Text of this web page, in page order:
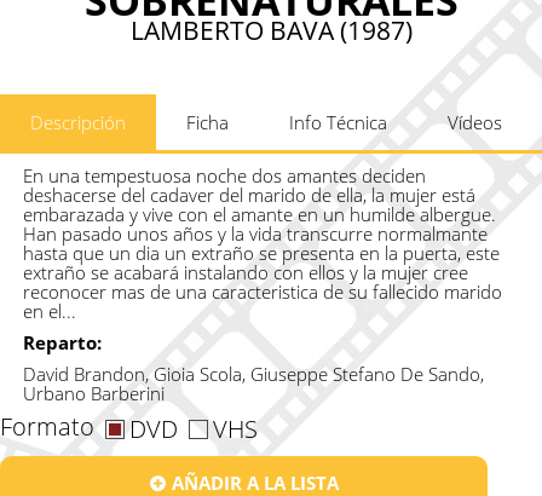
LAMBERTO BAVA (1987)
Descripción Ficha Info Técnica Vídeos
En una tempestuosa noche dos amantes deciden
deshacerse del cadaver del marido de ella, la mujer está
embarazada y vive con el amante en un humilde albergue.
Han pasado unos años y la vida transcurre normalmante
hasta que un dia un extraño se presenta en la puerta, este
extraño se acabará instalando con ellos y la mujer cree
reconocer mas de una caracteristica de su fallecido marido
en el...
Reparto:
David Brandon, Gioia Scola, Giuseppe Stefano De Sando,
Urbano Barberini
Formato DVD VHS
AÑADIR A LA LISTA